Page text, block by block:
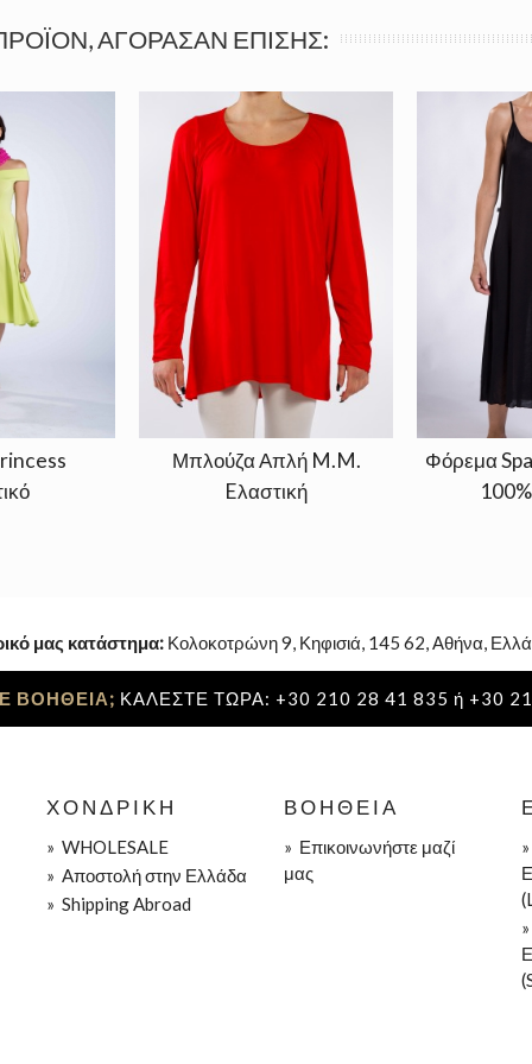
ΑΓΌΡΑΣΑΝ ΕΠΊΣΗΣ:
Μπλούζα Απλή M.M.
Eλαστική
Φόρεμα
μας κατάστημα:Κολοκοτρώνη 9, Κηφισιά, 145 62, Αθήνα,
ΒΟΗΘΕΙΑ; ΚΑΛΕΣΤΕ ΤΩΡΑ: +30 210 28 41 835 ή +30
ΧΟΝΔΡΙΚΉ
» WHOLESALE
» Aποστολή στην Ελλάδα
» Shipping Abroad
ΒΟΉΘΕΙΑ
» Επικοινωνήστε μαζί
μας